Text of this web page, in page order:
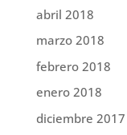
abril 2018
marzo 2018
febrero 2018
enero 2018
diciembre 2017